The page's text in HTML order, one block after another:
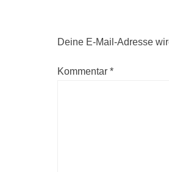
Deine E-Mail-Adresse
Kommentar *